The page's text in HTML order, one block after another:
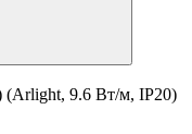
(Arlight, 9.6 Вт/м, IP20)